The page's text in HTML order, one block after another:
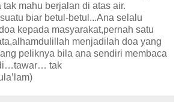
mahu berjalan di atas air.
biar betul-betul...Ana selalu
kepada masyarakat,pernah satu
menjadilah doa yang
peliknya bila ana sendiri membaca
tak